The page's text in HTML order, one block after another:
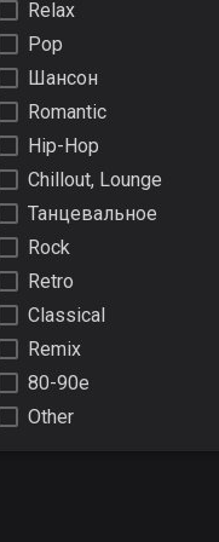
Relax
Pop
Шансон
Romantic
Hip-Hop
Chillout, Lounge
Танцевальное
Rock
Retro
Classical
Remix
80-90е
Other